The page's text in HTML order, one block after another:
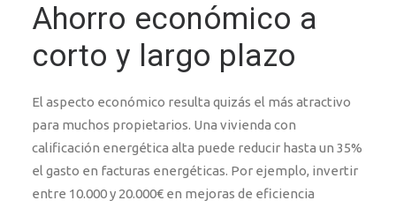
Ahorro económico a
corto y largo plazo
El aspecto económico resulta quizás el más atractivo
para muchos propietarios. Una vivienda con
calificación energética alta puede reducir hasta un 35%
el gasto en facturas energéticas. Por ejemplo, invertir
entre 10.000 y 20.000€ en mejoras de eficiencia